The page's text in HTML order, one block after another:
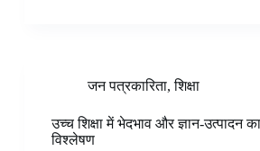
जन पत्रकारिता,शिक्षा
उच्च शिक्षा में भेदभाव और ज्ञान-उत्पादन
विश्लेषण